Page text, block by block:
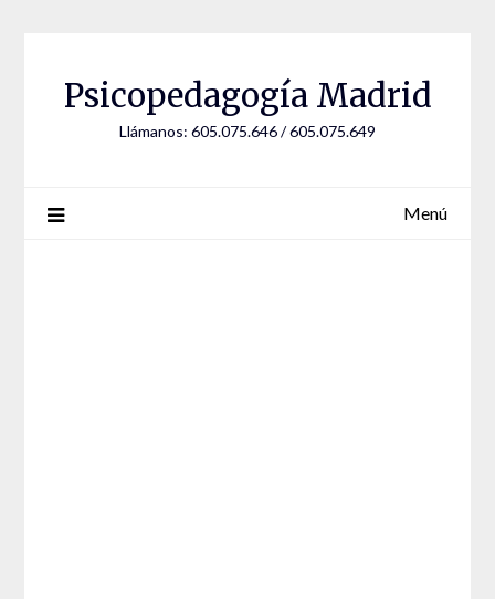
Psicopedagogía Madrid
Llámanos: 605.075.646 / 605.075.649
Menú